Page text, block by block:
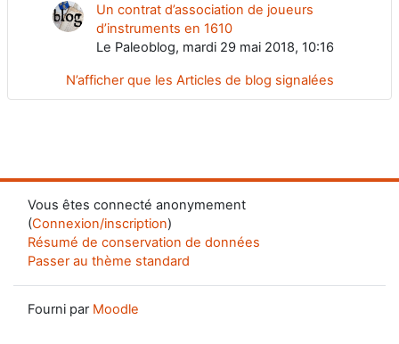
Un contrat d’association de joueurs
d’instruments en 1610
Le Paleoblog, mardi 29 mai 2018, 10:16
N’afficher que les Articles de blog signalées
Vous êtes connecté anonymement
(Connexion/inscription)
Résumé de conservation de données
Passer au thème standard
Fourni par Moodle